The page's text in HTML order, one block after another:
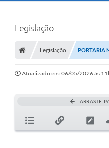
Legislação
Legislação PORTARIA
Atualizado em: 06/05/2026 às
ARRASTE